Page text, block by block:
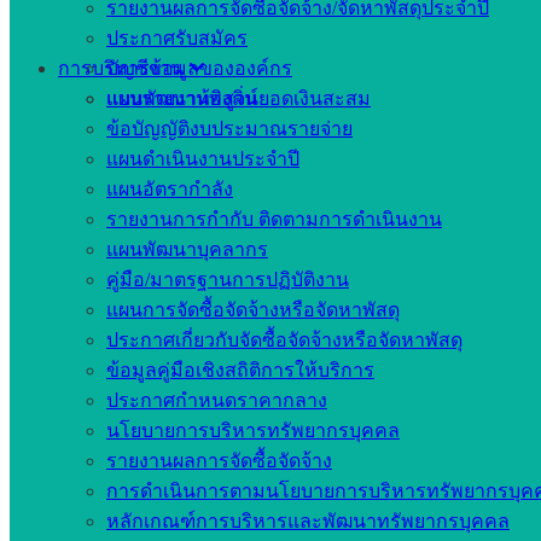
รายงานผลการจัดซื้อจัดจ้าง/จัดหาพัสดุประจำปี
ประกาศรับสมัคร
บัญชีข้อมูลขององค์กร
แบบรายงานพิสูจน์ยอดเงินสะสม
การบริหารงาน
แผนพัฒนาท้องถิ่น
ข้อบัญญัติงบประมาณรายจ่าย
แผนดำเนินงานประจำปี
แผนอัตรากำลัง
รายงานการกำกับ ติดตามการดำเนินงาน
แผนพัฒนาบุคลากร
คู่มือ/มาตรฐานการปฏิบัติงาน
แผนการจัดซื้อจัดจ้างหรือจัดหาพัสดุ
ประกาศเกี่ยวกับจัดซื้อจัดจ้างหรือจัดหาพัสดุ
ข้อมูลคู่มือเชิงสถิติการให้บริการ
ประกาศกำหนดราคากลาง
นโยบายการบริหารทรัพยากรบุคคล
รายงานผลการจัดซื้อจัดจ้าง
การดำเนินการตามนโยบายการบริหารทรัพยากรบุค
หลักเกณฑ์การบริหารและพัฒนาทรัพยากรบุคคล